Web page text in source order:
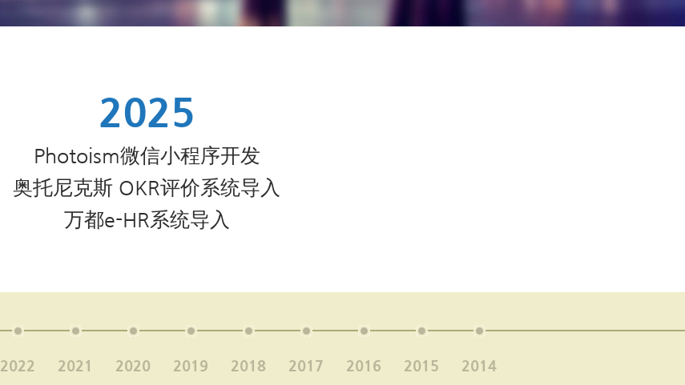
2025
Photoism微信小程序开发
奥托尼克斯 OKR评价系统导入
万都e-HR系统导入
2022 2021 2020 2019 2018 2017 2016 2015 2014